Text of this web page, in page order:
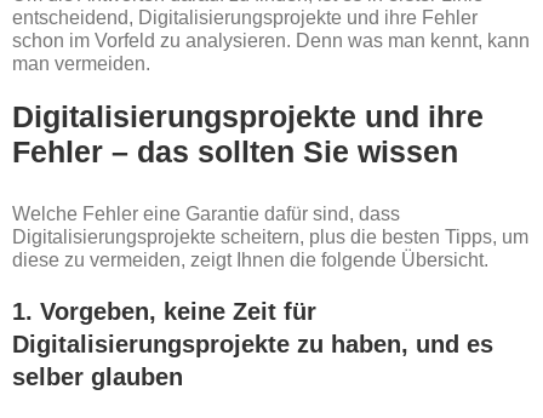
entscheidend, Digitalisierungsprojekte und ihre Fehler
schon im Vorfeld zu analysieren. Denn was man kennt, kann
man vermeiden.
Digitalisierungsprojekte und ihre
Fehler – das sollten Sie wissen
Welche Fehler eine Garantie dafür sind, dass
Digitalisierungsprojekte scheitern, plus die besten Tipps, um
diese zu vermeiden, zeigt Ihnen die folgende Übersicht.
1. Vorgeben, keine Zeit für
Digitalisierungsprojekte zu haben, und es
selber glauben